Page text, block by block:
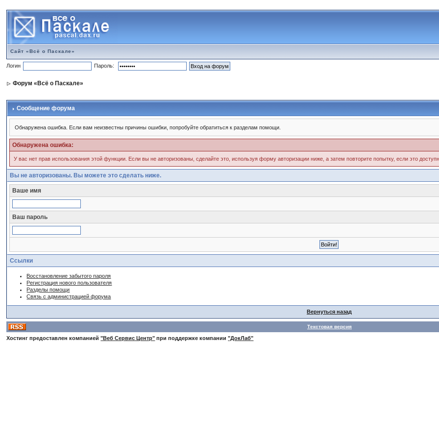
Сайт «Всё о Паскале»
Логин Пароль:
Форум «Всё о Паскале»
Сообщение форума
Обнаружена ошибка. Если вам неизвестны причины ошибки, попробуйте обратиться к разделам помощи.
Обнаружена ошибка:
У вас нет прав использования этой функции. Если вы не авторизованы, сделайте это, используя форму авторизации ниже, а затем повторите попытку, если это
Вы не авторизованы. Вы можете это сделать ниже.
Ваше имя
Ваш пароль
Ссылки
Восстановление забытого пароля
Регистрация нового пользователя
Разделы помощи
Связь с администрацией форума
Вернуться назад
Текстовая версия
Хостинг предоставлен компанией"Веб Сервис Центр" при поддержке компании"ДокЛаб"